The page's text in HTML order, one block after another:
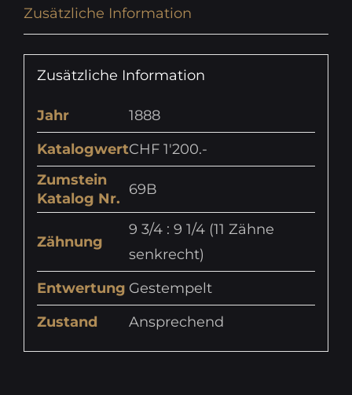
Zusätzliche Information
Zusätzliche Information
Jahr
1888
KatalogwertCHF 1'200.-
Zumstein
Katalog Nr.
69B
Zähnung
9 3/4 : 9 1/4 (11 Zähne
senkrecht)
Entwertung Gestempelt
Zustand
Ansprechend